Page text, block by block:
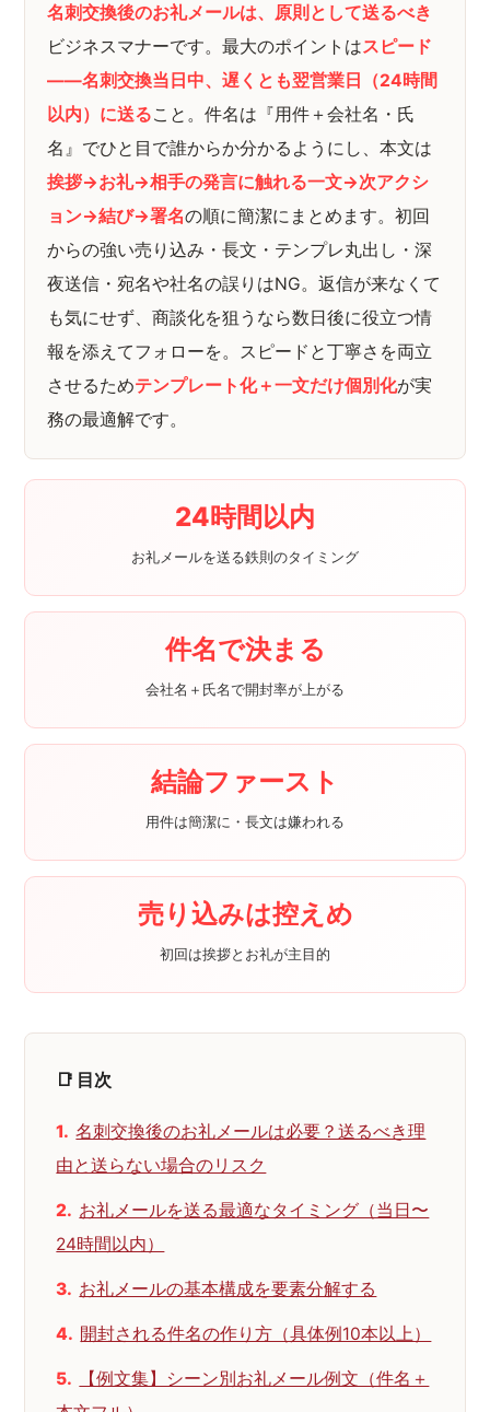
名刺交換後のお礼メールは、原則として送るべき
ビジネスマナーです。最大のポイントはスピード
——名刺交換当日中、遅くとも翌営業日（24時間
以内）に送ること。件名は『用件＋会社名・氏
名』でひと目で誰からか分かるようにし、本文は
挨拶→お礼→相手の発言に触れる一文→次アクシ
ョン→結び→署名の順に簡潔にまとめます。初回
からの強い売り込み・長文・テンプレ丸出し・深
夜送信・宛名や社名の誤りはNG。返信が来なくて
も気にせず、商談化を狙うなら数日後に役立つ情
報を添えてフォローを。スピードと丁寧さを両立
させるためテンプレート化＋一文だけ個別化が実
務の最適解です。
24時間以内
お礼メールを送る鉄則のタイミング
件名で決まる
会社名＋氏名で開封率が上がる
結論ファースト
用件は簡潔に・長文は嫌われる
売り込みは控えめ
初回は挨拶とお礼が主目的
📑 目次
名刺交換後のお礼メールは必要？送るべき理
由と送らない場合のリスク
お礼メールを送る最適なタイミング（当日〜
24時間以内）
お礼メールの基本構成を要素分解する
開封される件名の作り方（具体例10本以上）
【例文集】シーン別お礼メール例文（件名＋